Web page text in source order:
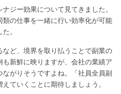
ジー効果について見てきました。
の仕事を一緒に行い効率化が可能
。
ど、境界を取り払うことで副業の
新鮮に映りますが、会社の業績ア
がりそうですよね。「社員全員副
ていくことに期待しましょう。